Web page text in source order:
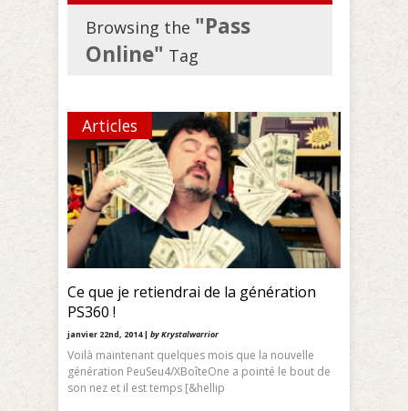
Browsing the "Pass
Online" Tag
Articles
Ce que je retiendrai de la génération
PS360 !
janvier 22nd, 2014 | by Krystalwarrior
Voilà maintenant quelques mois que la nouvelle
génération PeuSeu4/XBoîteOne a pointé le bout de
son nez et il est temps [&hellip